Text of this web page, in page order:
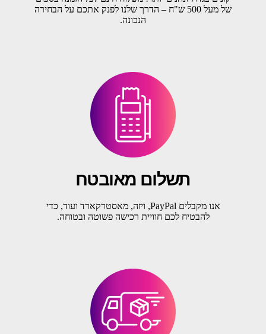
של מעל 500 ש"ח – הדרך שלנו לפנק אתכם על הבחירה
הנכונה.
תשלום מאובטח
אנו מקבלים PayPal, ויזה, מאסטרקארד ועוד, כדי
להבטיח לכם חוויית רכישה פשוטה ובטוחה.